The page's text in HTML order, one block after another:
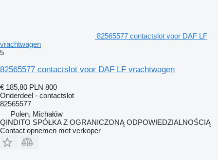
82565577 contactslot voor DAF LF
vrachtwagen
5
82565577 contactslot voor DAF LF vrachtwagen
€ 185,80 PLN 800
Onderdeel - contactslot
82565577
Polen, Michałów
QINDITO SPÓŁKA Z OGRANICZONĄ ODPOWIEDZIALNOŚCIĄ
Contact opnemen met verkoper